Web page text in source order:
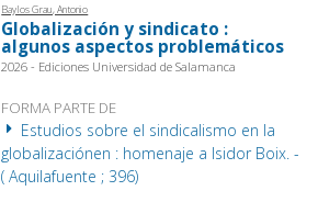
Baylos Grau, Antonio
Globalización y sindicato :
algunos aspectos problemáticos
2026 - Ediciones Universidad de Salamanca
FORMA PARTE DE
Estudios sobre el sindicalismo en la
globalizaciónen : homenaje a Isidor Boix. -
( Aquilafuente ; 396)